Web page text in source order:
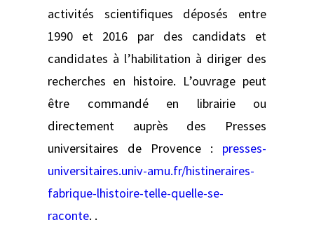
activités scientifiques déposés entre
1990 et 2016 par des candidats et
candidates à l’habilitation à diriger des
recherches en histoire. L’ouvrage peut
être commandé en librairie ou
directement auprès des Presses
universitaires de Provence : presses-
universitaires.univ-amu.fr/histineraires-
fabrique-lhistoire-telle-quelle-se-
raconte. .